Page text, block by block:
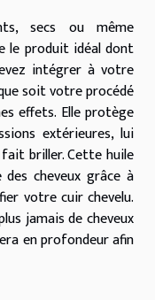
secs ou même
le produit idéal dont
intégrer à votre
soit votre procédé
effets. Elle protège
extérieures, lui
briller. Cette huile
cheveux grâce à
votre cuir chevelu.
jamais de cheveux
en profondeur afin